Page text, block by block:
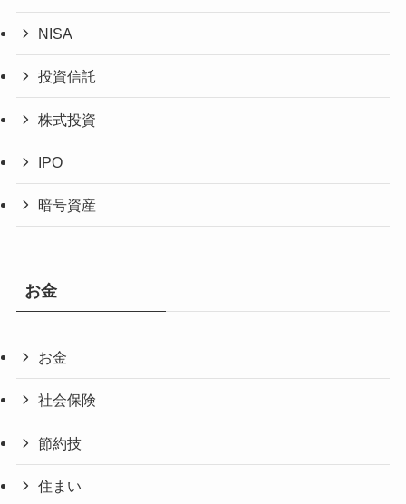
NISA
投資信託
株式投資
IPO
暗号資産
お金
お金
社会保険
節約技
住まい